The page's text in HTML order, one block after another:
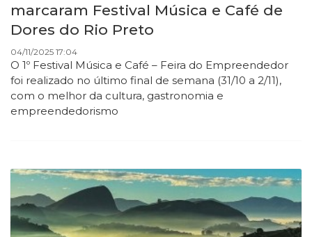
marcaram Festival Música e Café de
Dores do Rio Preto
04/11/2025 17:04
O 1º Festival Música e Café – Feira do Empreendedor
foi realizado no último final de semana (31/10 a 2/11),
com o melhor da cultura, gastronomia e
empreendedorismo